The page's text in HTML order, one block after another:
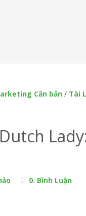
Căn bản / Tài
0. Bình Luận